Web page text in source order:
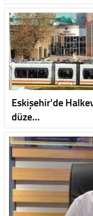
Eskişehir'de
düze…